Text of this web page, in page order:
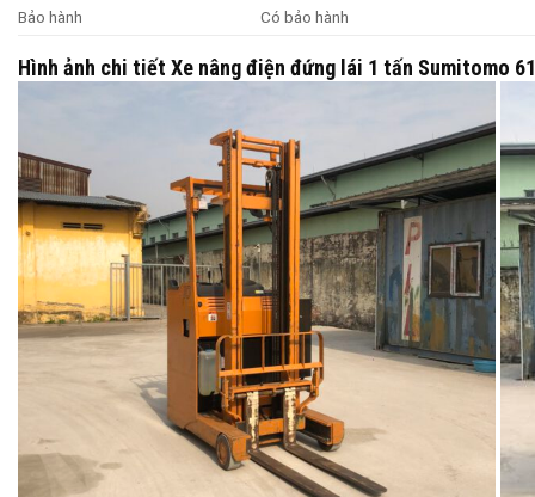
Bảo hành
Có bảo hành
Hình ảnh chi tiết Xe nâng điện đứng lái 1 tấn Sumitomo